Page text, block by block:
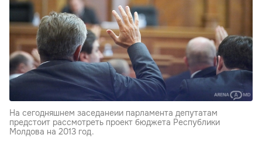
На сегодняшнем заседанеии парламента депутатам
предстоит рассмотреть проект бюджета Республики
Молдова на 2013 год.